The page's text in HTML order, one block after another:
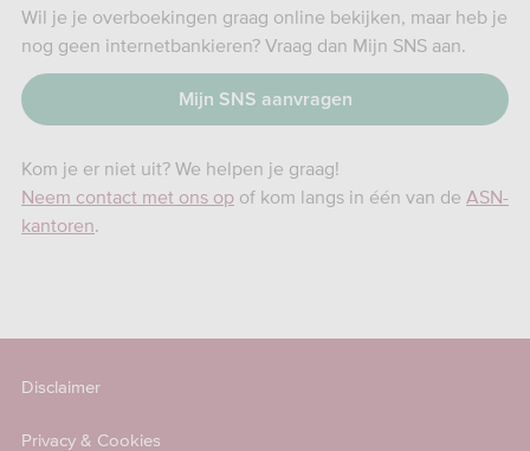
Wil je je overboekingen graag online bekijken, maar heb je
nog geen internetbankieren? Vraag dan Mijn SNS aan.
Mijn SNS aanvragen
Kom je er niet uit? We helpen je graag!
Neem contact met ons op of kom langs in één van de ASN-
kantoren.
Disclaimer
Privacy & Cookies